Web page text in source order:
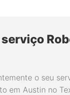
o seu
em Austin no